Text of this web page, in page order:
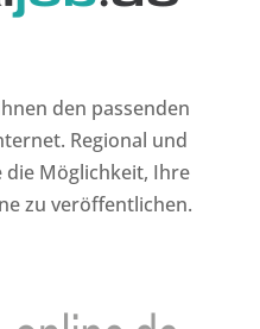
den passenden
Regional und
die Möglichkeit, Ihre
zu veröffentlichen.